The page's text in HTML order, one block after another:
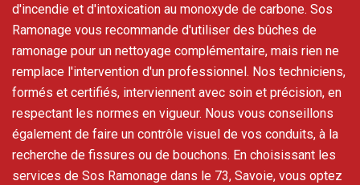
d'incendie et d'intoxication au monoxyde de carbone. Sos
Ramonage vous recommande d'utiliser des bûches de
ramonage pour un nettoyage complémentaire, mais rien ne
remplace l'intervention d'un professionnel. Nos techniciens,
formés et certifiés, interviennent avec soin et précision, en
respectant les normes en vigueur. Nous vous conseillons
également de faire un contrôle visuel de vos conduits, à la
recherche de fissures ou de bouchons. En choisissant les
services de Sos Ramonage dans le 73, Savoie, vous optez